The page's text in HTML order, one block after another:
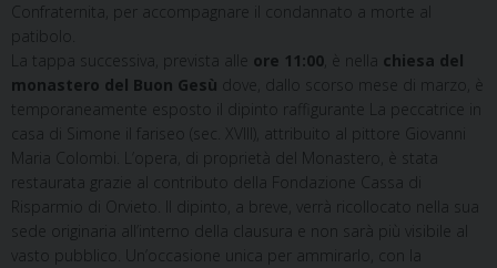
Confraternita, per accompagnare il condannato a morte al
patibolo.
La tappa successiva, prevista alle ore 11:00 , è nella chiesa del
monastero del Buon Gesù dove, dallo scorso mese di marzo, è
temporaneamente esposto il dipinto raffigurante La peccatrice in
casa di Simone il fariseo (sec. XVIII), attribuito al pittore Giovanni
Maria Colombi. L’opera, di proprietà del Monastero, è stata
restaurata grazie al contributo della Fondazione Cassa di
Risparmio di Orvieto. Il dipinto, a breve, verrà ricollocato nella sua
sede originaria all’interno della clausura e non sarà più visibile al
vasto pubblico. Un’occasione unica per ammirarlo, con la